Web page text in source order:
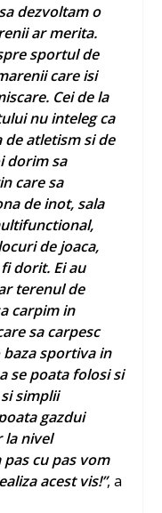
dezvoltam o
ar merita.
sportul de
care isi
Cei de la
nu inteleg ca
atletism si de
dorim sa
care sa
de inot, sala
de joaca,
dorit. Ei au
terenul de
carpim in
sa carpesc
baza sportiva in
se poata folosi si
simplii
gazdui
la nivel
cu pas vom
acest vis!”, a